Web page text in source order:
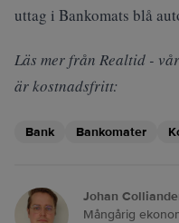
uttag i Bankomats blå
Läs mer från Realtid -
är kostnadsfritt:
Bank Bankomater
Johan
Mångårig